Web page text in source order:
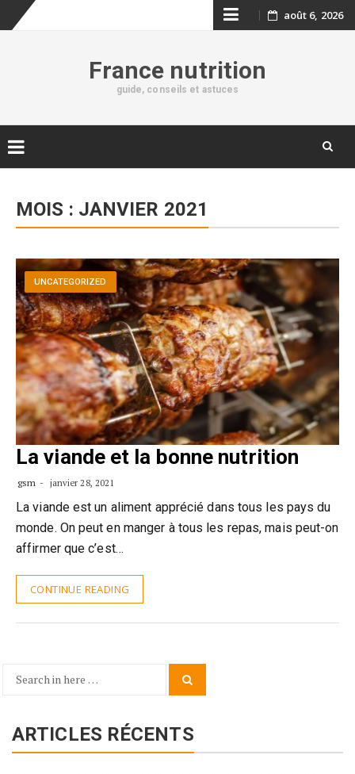
Skip
content
août 6, 2026
France nutrition
guide, conseils et astuces
content
MOIS : JANVIER 2021
UNCATEGORIZED
La viande et la bonne nutrition
gsm janvier 28, 2021
La viande est un aliment apprécié dans tous les pays du
monde. On peut en manger à tous les repas, mais peut-on
affirmer que c’est…
CONTINUE READING
Search
ARTICLES RÉCENTS